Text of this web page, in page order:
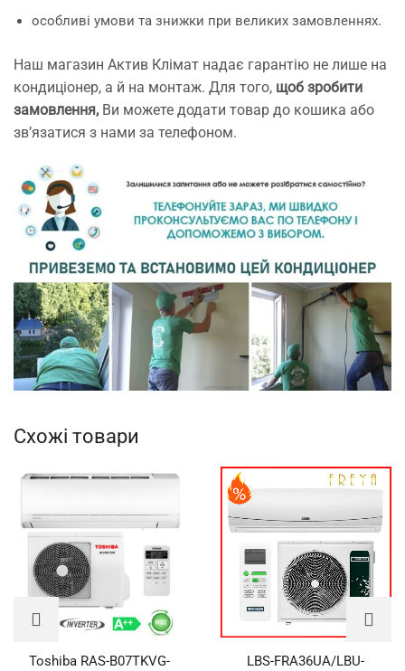
особливі умови та знижки при великих замовленнях.
Наш магазин Актив Клімат надає гарантію не лише на
кондиціонер, а й на монтаж. Для того, щоб зробити
замовлення, Ви можете додати товар до кошика або
зв’язатися з нами за телефоном.
Схожі товари
Toshiba RAS-B07TKVG-
LBS-FRA36UA/LBU-